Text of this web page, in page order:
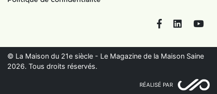
FacebookLinkedIn
© La Maison du 21e siècle - Le Magazine de la Maison Saine
2026. Tous droits réservés.
RÉALISÉ PAR